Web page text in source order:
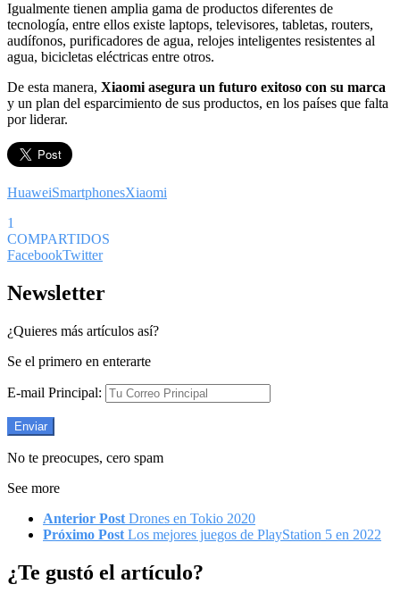
Igualmente tienen amplia gama de productos diferentes de
tecnología, entre ellos existe laptops, televisores, tabletas, routers,
audífonos, purificadores de agua, relojes inteligentes resistentes al
agua, bicicletas eléctricas entre otros.
De esta manera, Xiaomi asegura un futuro exitoso con su marca
y un plan del esparcimiento de sus productos, en los países que falta
por liderar.
HuaweiSmartphonesXiaomi
1
COMPARTIDOS
FacebookTwitter
Newsletter
¿Quieres más artículos así?
Se el primero en enterarte
E-mail Principal:
No te preocupes, cero spam
See more
Anterior Post Drones en Tokio 2020
Próximo Post Los mejores juegos de PlayStation 5 en 2022
¿Te gustó el artículo?